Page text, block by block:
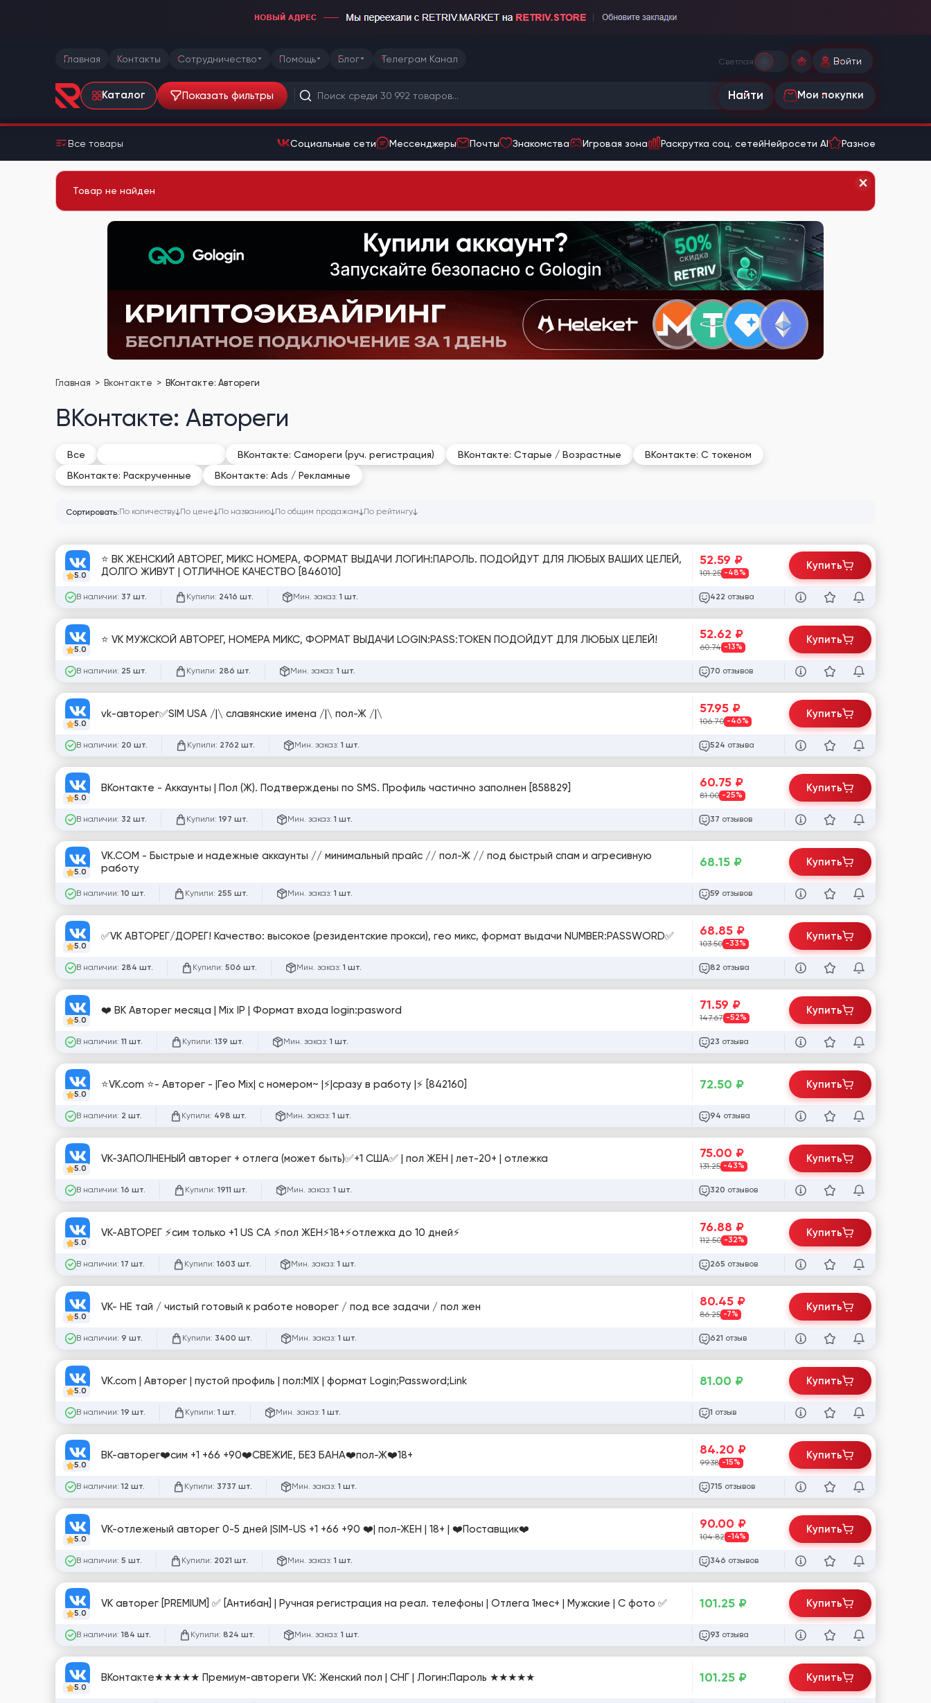
Главная Контакты Сотрудничество Помощь Блог Телеграм Канал Светлая Войти
Каталог Показать фильтры Найти Мои покупки
Все товары Социальные сети Мессенджеры Почты Знакомства Игровая зона Раскрутка соц. сетейНейросети AI Разное
Товар не найден
Главная Вконтакте ВКонтакте: Автореги
ВКонтакте: Автореги
Все ВКонтакте: Самореги (руч. регистрация) ВКонтакте: Старые / Возрастные
ВКонтакте: С токеном
ВКонтакте: Раскрученные
ВКонтакте: Ads / Рекламные
Сортировать:По количеству По цене По названию По общим продажам По рейтингу
5.0
⭐ ВК ЖЕНСКИЙ АВТОРЕГ, МИКС НОМЕРА, ФОРМАТ ВЫДАЧИ ЛОГИН:ПАРОЛЬ. ПОДОЙДУТ ДЛЯ ЛЮБЫХ ВАШИХ ЦЕЛЕЙ,
ДОЛГО ЖИВУТ | ОТЛИЧНОЕ КАЧЕСТВО [846010]
В наличии: 37 шт. Купили: 2416 шт. Мин. заказ: 1 шт.
52.59 ₽
101.25 -48%
422 отзыва
Купить
5.0
⭐ VK МУЖСКОЙ АВТОРЕГ, НОМЕРА МИКС, ФОРМАТ ВЫДАЧИ LOGIN:PASS:TOKEN ПОДОЙДУТ ДЛЯ ЛЮБЫХ ЦЕЛЕЙ!
В наличии: 25 шт. Купили: 286 шт. Мин. заказ: 1 шт.
52.62 ₽
60.74 -13%
70 отзывов
Купить
5.0
vk-авторег✅SIM USA /|\ славянские имена /|\ пол-Ж /|\
В наличии: 20 шт. Купили: 2762 шт. Мин. заказ: 1 шт.
57.95 ₽
106.70 -46%
524 отзыва
Купить
5.0
ВКонтакте - Аккаунты | Пол (Ж). Подтверждены по SMS. Профиль частично заполнен [858829]
В наличии: 32 шт. Купили: 197 шт. Мин. заказ: 1 шт.
60.75 ₽
81.00 -25%
37 отзывов
Купить
5.0
VK.COM - Быстрые и надежные аккаунты // минимальный прайс // пол-Ж // под быстрый спам и агресивную
работу
В наличии: 10 шт. Купили: 255 шт. Мин. заказ: 1 шт.
68.15 ₽
59 отзывов
Купить
5.0
✅VK АВТОРЕГ/ДОРЕГ! Качество: высокое (резидентские прокси), гео микс, формат выдачи NUMBER:PASSWORD✅
В наличии: 284 шт. Купили: 506 шт. Мин. заказ: 1 шт.
68.85 ₽
103.50 -33%
82 отзыва
Купить
5.0
❤️ ВК Авторег месяца | Mix IP | Формат входа login:pasword
В наличии: 11 шт. Купили: 139 шт. Мин. заказ: 1 шт.
71.59 ₽
147.67 -52%
23 отзыва
Купить
5.0
⭐VK.com ⭐- Авторег - |Гео Mix| с номером~ |⚡️|сразу в работу |⚡️ [842160]
В наличии: 2 шт. Купили: 498 шт. Мин. заказ: 1 шт.
72.50 ₽
94 отзыва
Купить
5.0
VK-ЗАПОЛНЕНЫЙ авторег + отлега (может быть)✅+1 США✅ | пол ЖЕН | лет-20+ | отлежка
В наличии: 16 шт. Купили: 1911 шт. Мин. заказ: 1 шт.
75.00 ₽
131.25 -43%
320 отзывов
Купить
5.0
VK-АВТОРЕГ ⚡️сим только +1 US CA ⚡️пол ЖЕН⚡️18+⚡️отлежка до 10 дней⚡️
В наличии: 17 шт. Купили: 1603 шт. Мин. заказ: 1 шт.
76.88 ₽
112.50 -32%
265 отзывов
Купить
5.0
VK- НЕ тай / чистый готовый к работе новорег / под все задачи / пол жен
В наличии: 9 шт. Купили: 3400 шт. Мин. заказ: 1 шт.
80.45 ₽
86.25 -7%
621 отзыв
Купить
5.0
VK.com | Авторег | пустой профиль | пол:MIX | формат Login;Password;Link
В наличии: 19 шт. Купили: 1 шт. Мин. заказ: 1 шт.
81.00 ₽
1 отзыв
Купить
5.0
ВК-авторег❤️сим +1 +66 +90❤️СВЕЖИЕ, БЕЗ БАНА❤️пол-Ж❤️18+
В наличии: 12 шт. Купили: 3737 шт. Мин. заказ: 1 шт.
84.20 ₽
99.38 -15%
715 отзывов
Купить
5.0
VK-отлеженый авторег 0-5 дней |SIM-US +1 +66 +90 ❤️| пол-ЖЕН | 18+ | ❤️Поставщик❤️
В наличии: 5 шт. Купили: 2021 шт. Мин. заказ: 1 шт.
90.00 ₽
104.82 -14%
346 отзывов
Купить
5.0
VK авторег [PREMIUM] ✅ [Антибан] | Ручная регистрация на реал. телефоны | Отлега 1мес+ | Мужские | С фото ✅
В наличии: 184 шт. Купили: 824 шт. Мин. заказ: 1 шт.
101.25 ₽
93 отзыва
Купить
5.0
ВКонтакте★★★★★ Премиум-автореги VK: Женский пол | СНГ | Логин:Пароль ★★★★★ 101.25 ₽ Купить